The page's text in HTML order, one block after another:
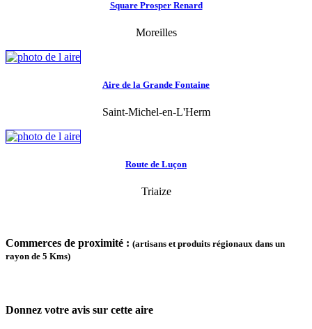
Square Prosper Renard
Moreilles
Aire de la Grande Fontaine
Saint-Michel-en-L'Herm
Route de Luçon
Triaize
Commerces de proximité : (artisans et produits régionaux dans un
rayon de 5 Kms)
Donnez votre avis sur cette aire